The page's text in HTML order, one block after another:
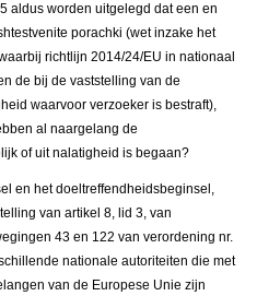
aldus worden uitgelegd dat een en
porachki (wet inzake het
richtlijn 2014/24/EU in nationaal
de bij de vaststelling van de
waarvoor verzoeker is bestraft),
al naargelang de
of uit nalatigheid is begaan?
en het doeltreffendheidsbeginsel,
van artikel 8, lid 3, van
43 en 122 van verordening nr.
nationale autoriteiten die met
van de Europese Unie zijn